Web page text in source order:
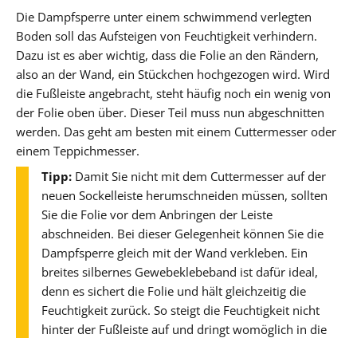
Die Dampfsperre unter einem schwimmend verlegten
Boden soll das Aufsteigen von Feuchtigkeit verhindern.
Dazu ist es aber wichtig, dass die Folie an den Rändern,
also an der Wand, ein Stückchen hochgezogen wird. Wird
die Fußleiste angebracht, steht häufig noch ein wenig von
der Folie oben über. Dieser Teil muss nun abgeschnitten
werden. Das geht am besten mit einem Cuttermesser oder
einem Teppichmesser.
Tipp: Damit Sie nicht mit dem Cuttermesser auf der
neuen Sockelleiste herumschneiden müssen, sollten
Sie die Folie vor dem Anbringen der Leiste
abschneiden. Bei dieser Gelegenheit können Sie die
Dampfsperre gleich mit der Wand verkleben. Ein
breites silbernes Gewebeklebeband ist dafür ideal,
denn es sichert die Folie und hält gleichzeitig die
Feuchtigkeit zurück. So steigt die Feuchtigkeit nicht
hinter der Fußleiste auf und dringt womöglich in die